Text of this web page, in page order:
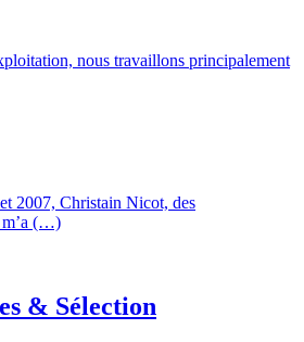
nous travaillons principalement
2007, Christain Nicot, des
m’a (…)
& Sélection